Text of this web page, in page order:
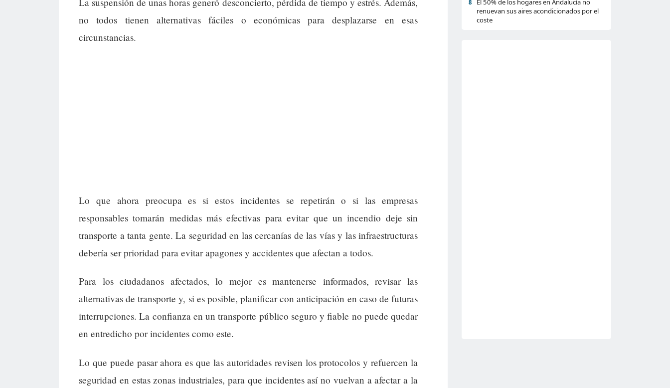
no todos tienen alternativas fáciles o económicas para desplazarse en esas
circunstancias.
Lo que ahora preocupa es si estos incidentes se repetirán o si las empresas
responsables tomarán medidas más efectivas para evitar que un incendio deje sin
transporte a tanta gente. La seguridad en las cercanías de las vías y las infraestructuras
debería ser prioridad para evitar apagones y accidentes que afectan a todos.
Para los ciudadanos afectados, lo mejor es mantenerse informados, revisar las
alternativas de transporte y, si es posible, planificar con anticipación en caso de futuras
interrupciones. La confianza en un transporte público seguro y fiable no puede quedar
en entredicho por incidentes como este.
Lo que puede pasar ahora es que las autoridades revisen los protocolos y refuercen la
seguridad en estas zonas industriales, para que incidentes así no vuelvan a afectar a la
8
El 50% de los hogares en Andalucía no
renuevan sus aires acondicionados por el
coste